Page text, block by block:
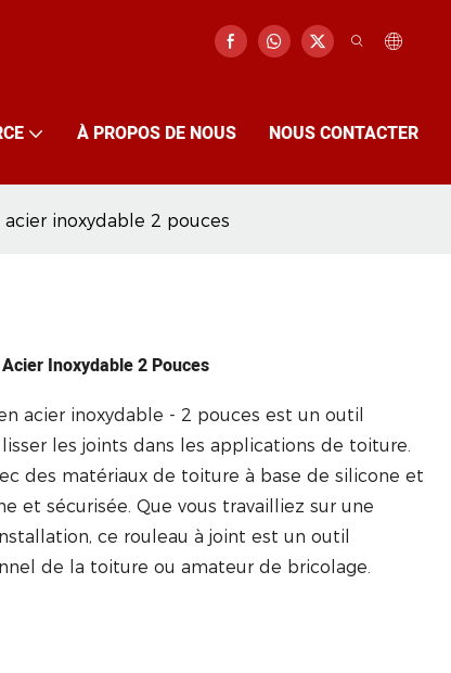
À PROPOS DE NOUS NOUS CONTACTER
inoxydable 2 pouces
Inoxydable 2 Pouces
acier inoxydable - 2 pouces est un outil
les joints dans les applications de toiture.
des matériaux de toiture à base de silicone et
et sécurisée. Que vous travailliez sur une
ce rouleau à joint est un outil
de la toiture ou amateur de bricolage.